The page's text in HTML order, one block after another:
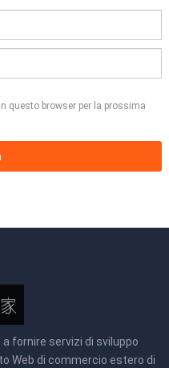
questo browser per la prossima
fornire servizi di sviluppo
Web di commercio estero di